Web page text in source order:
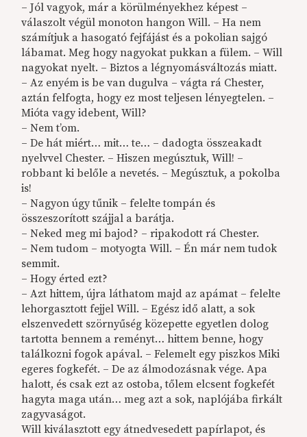
– Jól vagyok, már a körülményekhez képest –
válaszolt végül monoton hangon Will. – Ha nem
számítjuk a hasogató fejfájást és a pokolian sajgó
lábamat. Meg hogy nagyokat pukkan a fülem. – Will
nagyokat nyelt. – Biztos a légnyomásváltozás miatt.
– Az enyém is be van dugulva – vágta rá Chester,
aztán felfogta, hogy ez most teljesen lényegtelen. –
Mióta vagy idebent, Will?
– Nem t’om.
– De hát miért… mit… te… – dadogta összeakadt
nyelvvel Chester. – Hiszen megúsztuk, Will! –
robbant ki belőle a nevetés. – Megúsztuk, a pokolba
is!
– Nagyon úgy tűnik – felelte tompán és
összeszorított szájjal a barátja.
– Neked meg mi bajod? – ripakodott rá Chester.
– Nem tudom – motyogta Will. – Én már nem tudok
semmit.
– Hogy érted ezt?
– Azt hittem, újra láthatom majd az apámat – felelte
lehorgasztott fejjel Will. – Egész idő alatt, a sok
elszenvedett szörnyűség közepette egyetlen dolog
tartotta bennem a reményt… hittem benne, hogy
találkozni fogok apával. – Felemelt egy piszkos Miki
egeres fogkefét. – De az álmodozásnak vége. Apa
halott, és csak ezt az ostoba, tőlem elcsent fogkefét
hagyta maga után… meg azt a sok, naplójába firkált
zagyvaságot.
Will kiválasztott egy átnedvesedett papírlapot, és